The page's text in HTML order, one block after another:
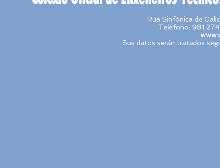
Rúa Sinfónica de
Teléfono: 981
Sus datos serán tratados